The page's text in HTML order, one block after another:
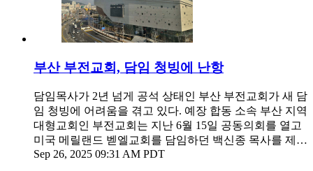
부산 부전교회, 담임 청빙에 난항
담임목사가 2년 넘게 공석 상태인 부산 부전교회가 새 담
임 청빙에 어려움을 겪고 있다. 예장 합동 소속 부산 지역
대형교회인 부전교회는 지난 6월 15일 공동의회를 열고
미국 메릴랜드 벧엘교회를 담임하던 백신종 목사를 제…
Sep 26, 2025 09:31 AM PDT